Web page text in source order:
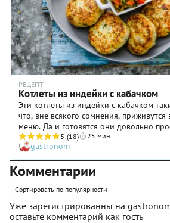
хочет
жарить
эти
ингредиенты —
смотрите
совет в
примечании.
Всем
остальным
предлагаем
четко
следовать
нашему
рецепту
котлет из
фарша
индейки
на
сковороде.
любящим
долго
пережевывать
мясо.
и со
в
а
на
РЕЦЕПТ
Котлеты из индейки с кабачком
Эти котлеты из индейки с кабачком
что, вне всякого сомнения,
меню. Да и готовятся они довольно
получатся превосходно даже у
Внимание последних хотим обратить
кабачок необходимо отжать, иначе
водянистым, а котлеты будут больше
Все остальные шаги рецепта вопросов
Приготовьте котлеты из индейки на
удивите близких чем-то особенным!
5 (18) 25 мин
gastronom
Комментарии
Сортировать по популярности
Уже зарегистрированны на
оставьте комментарий как гость